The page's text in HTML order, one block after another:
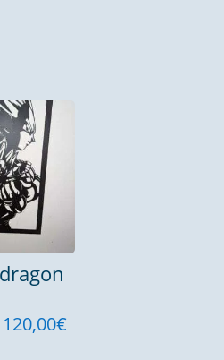
120,00€